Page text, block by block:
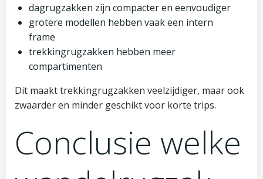
dagrugzakken zijn compacter en eenvoudiger
grotere modellen hebben vaak een intern
frame
trekkingrugzakken hebben meer
compartimenten
Dit maakt trekkingrugzakken veelzijdiger, maar ook
zwaarder en minder geschikt voor korte trips.
Conclusie welke